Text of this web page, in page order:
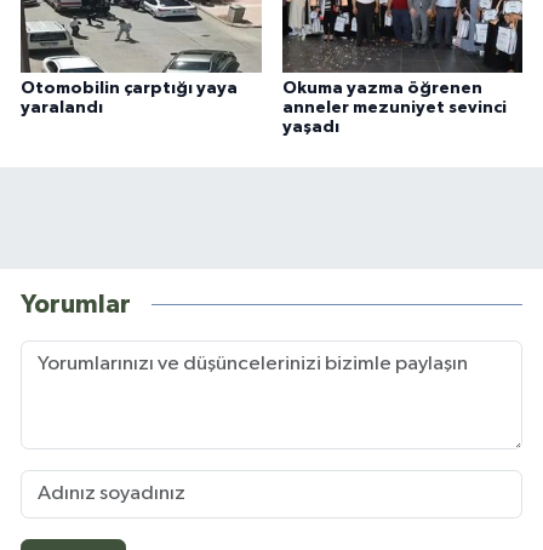
Otomobilin çarptığı yaya
yaralandı
Okuma yazma öğrenen
anneler mezuniyet sevinci
yaşadı
Yorumlar